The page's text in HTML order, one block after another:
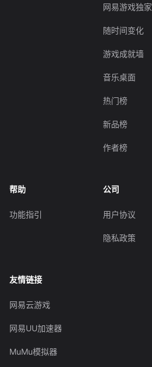
网易游戏独家
随时间变化
游戏成就墙
音乐桌面
热门榜
新品榜
作者榜
帮助
功能指引
公司
用户协议
隐私政策
友情链接
网易云游戏
网易UU加速器
MuMu模拟器